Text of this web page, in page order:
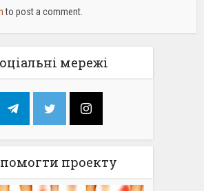
to post a comment.
мережі
проекту